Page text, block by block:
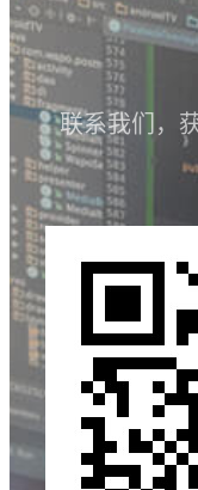
联系我们，